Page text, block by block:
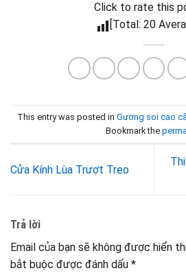
Click to rate this
[Total: 20
This entry was posted in Gương soi cao
Bookmark the
Cửa Kính Lùa Trượt Treo
Trả lời
Email của bạn sẽ không được hiển
bắt buộc được đánh dấu *